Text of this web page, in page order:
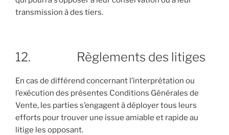
transmission à des tiers.
12. Règlements des litiges
En cas de différend concernant l’interprétation ou
l’exécution des présentes Conditions Générales de
Vente, les parties s’engagent à déployer tous leurs
efforts pour trouver une issue amiable et rapide au
litige les opposant.